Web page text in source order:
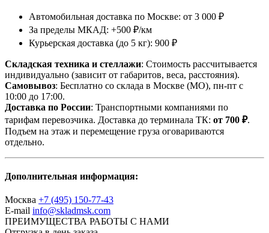
Автомобильная доставка по Москве: от 3 000 ₽
За пределы МКАД: +500 ₽/км
Курьерская доставка (до 5 кг): 900 ₽
Складская техника и стеллажи: Стоимость рассчитывается
индивидуально (зависит от габаритов, веса, расстояния).
Самовывоз: Бесплатно со склада в Москве (МО), пн-пт с
10:00 до 17:00.
Доставка по России: Транспортными компаниями по
тарифам перевозчика. Доставка до терминала ТК: от 700 ₽.
Подъем на этаж и перемещение груза оговариваются
отдельно.
Дополнительная информация:
Москва +7 (495) 150-77-43
E-mail info@skladmsk.com
ПРЕИМУЩЕСТВА РАБОТЫ С НАМИ